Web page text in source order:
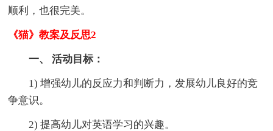
顺利，也很完美。
《猫》教案及反思2
一、 活动目标：
1) 增强幼儿的反应力和判断力，发展幼儿良好的竞
争意识。
2) 提高幼儿对英语学习的兴趣。